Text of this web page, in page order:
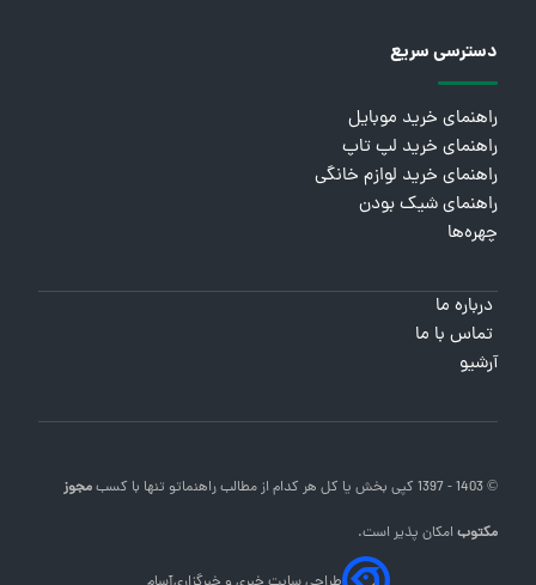
دسترسی سریع
راهنمای خرید موبایل
راهنمای خرید لپ تاپ
راهنمای خرید لوازم خانگی
راهنمای شیک بودن
چهره‌ها
درباره ما
تماس با ما
آرشیو
© 1403 - 1397 کپی بخش یا کل هر کدام از مطالب راهنماتو تنها با کسبمجوز
مکتوبامکان پذیر است.